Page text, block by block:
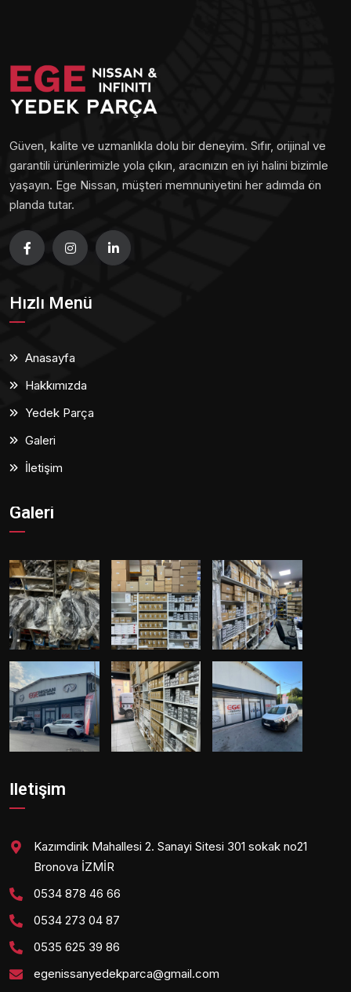
Güven, kalite ve uzmanlıkla dolu bir deneyim. Sıfır, orijinal ve
garantili ürünlerimizle yola çıkın, aracınızın en iyi halini bizimle
yaşayın. Ege Nissan, müşteri memnuniyetini her adımda ön
planda tutar.
Hızlı Menü
Anasayfa
Hakkımızda
Yedek Parça
Galeri
İletişim
Galeri
İletişim
Kazımdirik Mahallesi 2. Sanayi Sitesi 301 sokak no21
Bronova İZMİR
0534 878 46 66
0534 273 04 87
0535 625 39 86
egenissanyedekparca@gmail.com